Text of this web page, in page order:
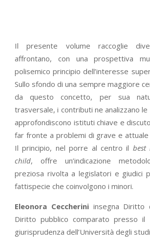
Il presente volume raccoglie
affrontano, con una prospettiva
polisemico principio dell’interesse
Sullo sfondo di una sempre maggiore
da questo concetto, per sua
trasversale, i contributi ne analizzano le
approfondiscono istituti chiave e
far fronte a problemi di grave e attuale
Il principio, nel porre al centro il best
child, offre un’indicazione
preziosa rivolta a legislatori e giudici
fattispecie che coinvolgono i minori.
Eleonora Ceccheriniinsegna Diritto
Diritto pubblico comparato presso il
giurisprudenza dell’Università degli